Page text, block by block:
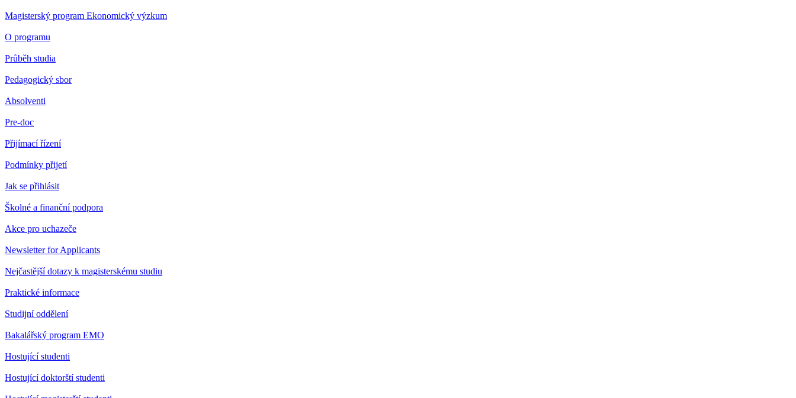
Magisterský program Ekonomický výzkum
O programu
Průběh studia
Pedagogický sbor
Absolventi
Pre-doc
Přijímací řízení
Podmínky přijetí
Jak se přihlásit
Školné a finanční podpora
Akce pro uchazeče
Newsletter for Applicants
Nejčastější dotazy k magisterskému studiu
Praktické informace
Studijní oddělení
Bakalářský program EMO
Hostující studenti
Hostující doktorští studenti